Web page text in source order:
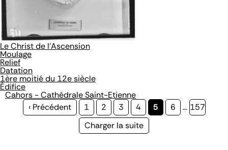
Le Christ de l'Ascension
Moulage
Relief
Datation
1ère moitié du 12e siècle
Édifice
Cahors - Cathédrale Saint-Etienne
Page
‹ Précédent Page
1 Page
2 Page
3 Page
4
Page
5 Page
6 … Page
157
Page
Charger la suite